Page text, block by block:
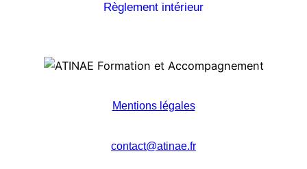
Règlement intérieur
Mentions légales
contact@atinae.fr